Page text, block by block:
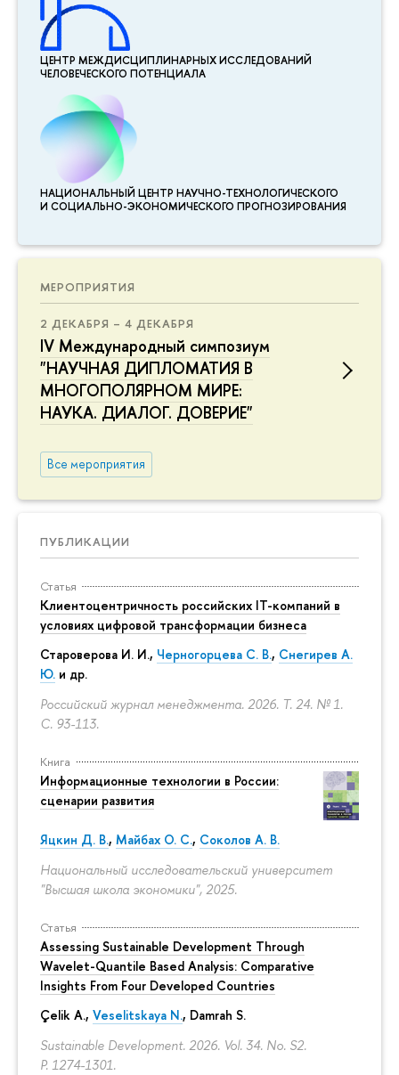
ЦЕНТР МЕЖДИСЦИПЛИНАР­НЫХ ИССЛЕДОВАНИЙ
ЧЕЛОВЕЧЕСКОГО ПОТЕНЦИАЛА
НАЦИОНАЛЬНЫЙ ЦЕНТР НАУЧНО-ТЕХНОЛОГИЧЕСКОГО
И СОЦИАЛЬНО-ЭКОНОМИЧЕСКОГО ПРОГНОЗИРОВАНИЯ
МЕРОПРИЯТИЯ
2 ДЕКАБРЯ – 4 ДЕКАБРЯ
IV Международный симпозиум
"НАУЧНАЯ ДИПЛОМАТИЯ В
МНОГОПОЛЯРНОМ МИРЕ:
НАУКА. ДИАЛОГ. ДОВЕРИЕ"
Все мероприятия
ПУБЛИКАЦИИ
Статья
Клиентоцентричность российских IT-компаний в
условиях цифровой трансформации бизнеса
Староверова И. И., Черногорцева С. В., Снегирев А.
Ю. и др.
Российский журнал менеджмента. 2026. Т. 24. № 1.
С. 93-113.
Книга
Информационные технологии в России:
сценарии развития
Яцкин Д. В., Майбах О. С., Соколов А. В.
Национальный исследовательский университет
"Высшая школа экономики", 2025.
Статья
Assessing Sustainable Development Through
Wavelet-Quantile Based Analysis: Comparative
Insights From Four Developed Countries
Çelik A., Veselitskaya N., Damrah S.
Sustainable Development. 2026. Vol. 34. No. S2.
P. 1274-1301.